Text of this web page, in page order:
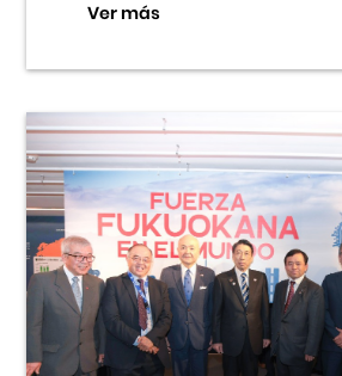
Ver más